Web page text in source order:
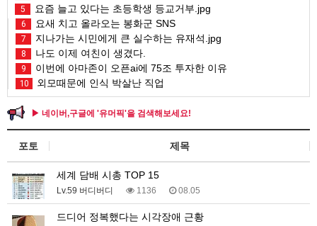
5 요즘 늘고 있다는 초등학생 등교거부.jpg
6 요새 치고 올라오는 봉화군 SNS
7 지나가는 시민에게 큰 실수하는 유재석.jpg
8 나도 이제 여친이 생겼다.
9 이번에 아마존이 오픈ai에 75조 투자한 이유
10 외모때문에 인식 박살난 직업
▶ 네이버,구글에 '유머픽'을 검색해보세요!
포토 제목
세계 담배 시총 TOP 15
Lv.59 버디버디 1136 08.05
드디어 정복했다는 시각장애 근황